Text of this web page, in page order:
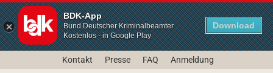
BDK-App
Bund Deutscher Kriminalbeamter
Kostenlos - in Google Play
Download
Kontakt Presse FAQ Anmeldung